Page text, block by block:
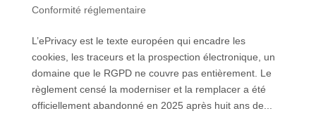
Conformité réglementaire
L’ePrivacy est le texte européen qui encadre les
cookies, les traceurs et la prospection électronique, un
domaine que le RGPD ne couvre pas entièrement. Le
règlement censé la moderniser et la remplacer a été
officiellement abandonné en 2025 après huit ans de...